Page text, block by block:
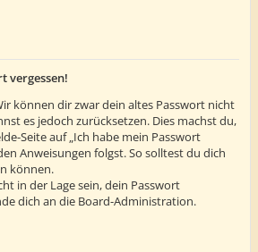
vergessen!
können dir zwar dein altes Passwort nicht
es jedoch zurücksetzen. Dies machst du,
Seite auf „Ich habe mein Passwort
Anweisungen folgst. So solltest du dich
können.
in der Lage sein, dein Passwort
dich an die Board-Administration.